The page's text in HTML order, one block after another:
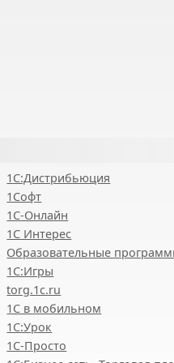
1С:Дистрибьюция
1Софт
1С-Онлайн
1С Интерес
Образовательные
1С:Игры
torg.1c.ru
1С в мобильном
1С:Урок
1C-Просто